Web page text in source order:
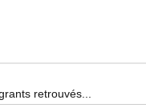
retrouvés...